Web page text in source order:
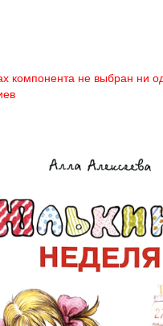
компонента не выбран ни